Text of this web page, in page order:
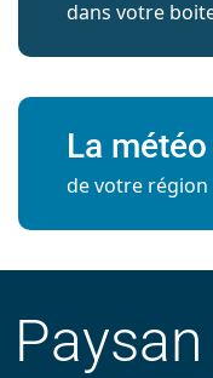
dans votre
La météo
de votre région